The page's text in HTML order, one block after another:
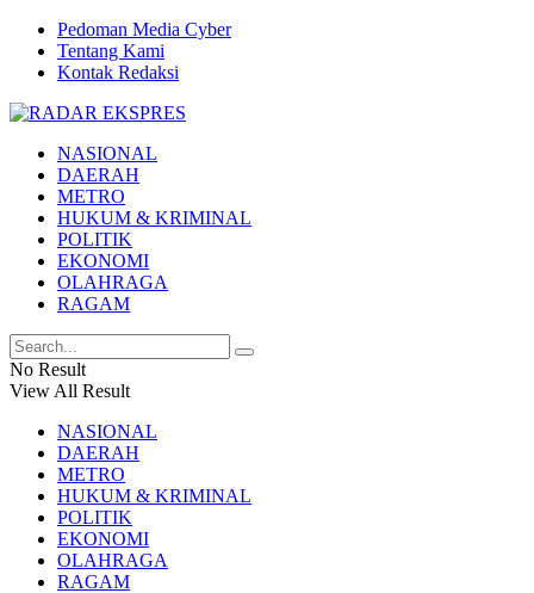
Pedoman Media Cyber
Tentang Kami
Kontak Redaksi
NASIONAL
DAERAH
METRO
HUKUM & KRIMINAL
POLITIK
EKONOMI
OLAHRAGA
RAGAM
No Result
View All Result
NASIONAL
DAERAH
METRO
HUKUM & KRIMINAL
POLITIK
EKONOMI
OLAHRAGA
RAGAM